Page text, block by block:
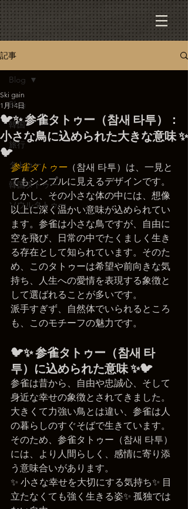
記事
Blog
韓国
旅行
タトゥー
韓国タトゥー
ソウルタトゥー
Blog
🐦✨ 参雀タトゥー（참새 타투）：
小さな鳥に込められた大きな意味 ✨
🐦
Ski gain
1月14日
参雀タトゥー（참새 타투）は、一見と
てもシンプルに見えるデザインです。
しかし、その小さな体の中には、想像
以上に深く温かい意味が込められてい
ます。参雀は小さな鳥ですが、自由に
空を飛び、日常の中でたくましく生き
る存在として知られています。そのた
め、このタトゥーは希望や前向きな気
持ち、人生への愛情を表現する象徴と
して選ばれることが多いです。
派手すぎず、自然体でいられるところ
も、このモチーフの魅力です。
🐦✨ 参雀タトゥー（참새 타
투）に込められた意味 ✨🐦
参雀は昔から、自由や忠誠心、そして
身近な幸せの象徴とされてきました。
大きくて力強い鳥とは違い、参雀は人
の暮らしのすぐそばで生きています。
そのため、参雀タトゥー（참새 타투）
には、より人間らしく、感情に寄り添
う意味合いがあります。
✨ 小さな幸せを大切にする気持ち✨ 目
立たなくても強く生きる姿✨ 孤独では